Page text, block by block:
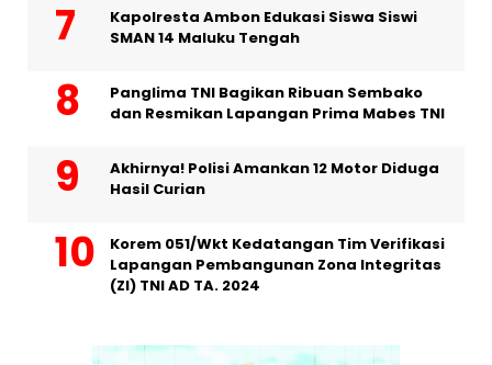
Kapolresta Ambon Edukasi Siswa Siswi
SMAN 14 Maluku Tengah
Panglima TNI Bagikan Ribuan Sembako
dan Resmikan Lapangan Prima Mabes TNI
Akhirnya! Polisi Amankan 12 Motor Diduga
Hasil Curian
Korem 051/Wkt Kedatangan Tim Verifikasi
Lapangan Pembangunan Zona Integritas
(ZI) TNI AD TA. 2024